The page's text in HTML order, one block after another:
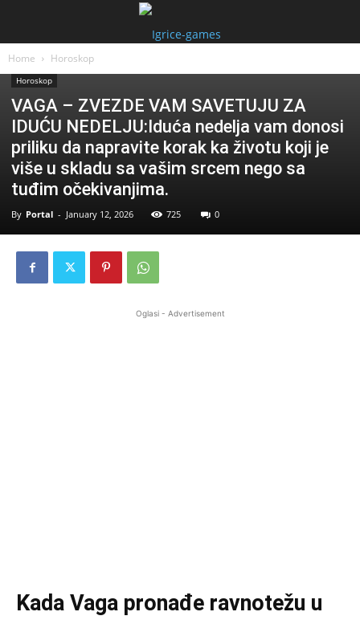
Home Horoskop
Horoskop
VAGA – ZVEZDE VAM SAVETUJU ZA
IDUĆU NEDELJU:Iduća nedelja vam donosi
priliku da napravite korak ka životu koji je
više u skladu sa vašim srcem nego sa
tuđim očekivanjima.
By Portal - January 12, 2026 725 0
Oglasi - Advertisement
Kada Vaga pronađe ravnotežu u